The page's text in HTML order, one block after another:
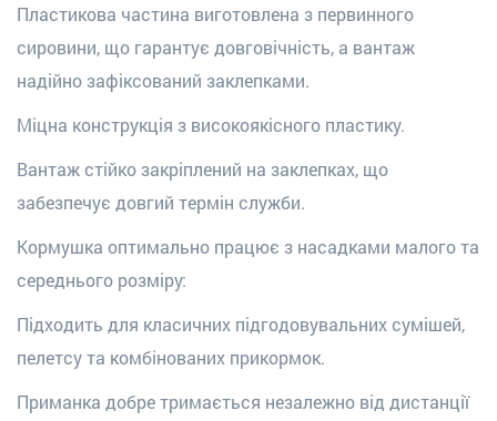
Пластикова частина виготовлена з первинного
сировини, що гарантує довговічність, а вантаж
надійно зафіксований заклепками.
Міцна конструкція з високоякісного пластику.
Вантаж стійко закріплений на заклепках, що
забезпечує довгий термін служби.
Кормушка оптимально працює з насадками малого та
середнього розміру:
Підходить для класичних підгодовувальних сумішей,
пелетсу та комбінованих прикормок.
Приманка добре тримається незалежно від дистанції